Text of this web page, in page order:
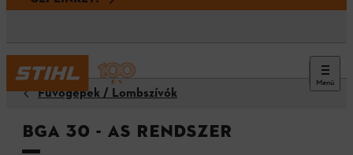
Menü
Fúvógépek / Lombszívók
BGA 30 - AS rendszer